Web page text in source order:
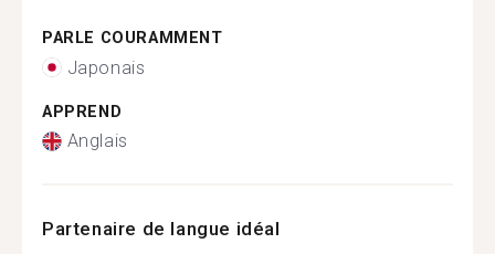
PARLE COURAMMENT
Japonais
APPREND
Anglais
Partenaire de langue idéal